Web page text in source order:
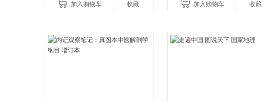
初中生课外书中国青
加入购物车 收藏 加入购物车 收藏